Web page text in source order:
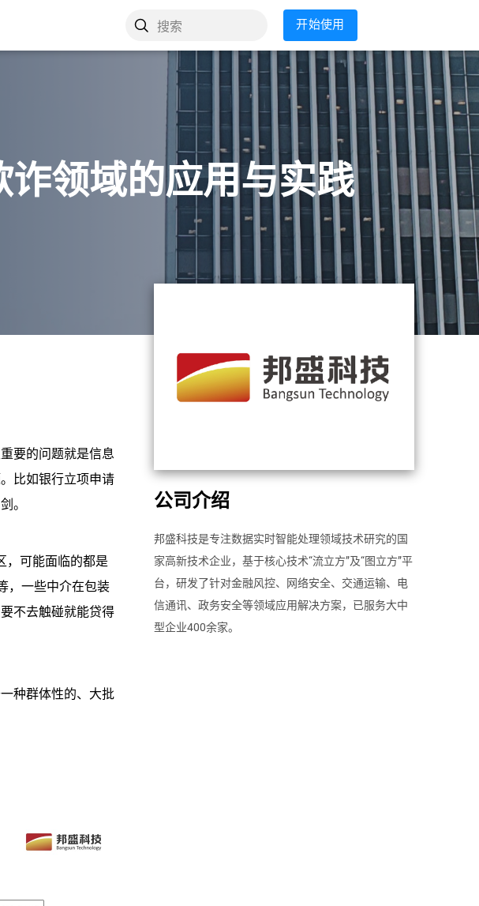
搜索 开始使用
领域的应用与实践
要的问题就是信息
比如银行立项申请
。
，可能面临的都是
，一些中介在包装
不去触碰就能贷得
种群体性的、大批
公司介绍
邦盛科技是专注数据实时智能处理领域技术研究的国
家高新技术企业，基于核心技术“流立方”及“图立方”平
台，研发了针对金融风控、网络安全、交通运输、电
信通讯、政务安全等领域应用解决方案，已服务大中
型企业400余家。